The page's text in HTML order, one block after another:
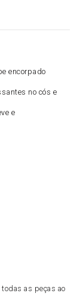
encorpado
no cós e
e
as peças ao